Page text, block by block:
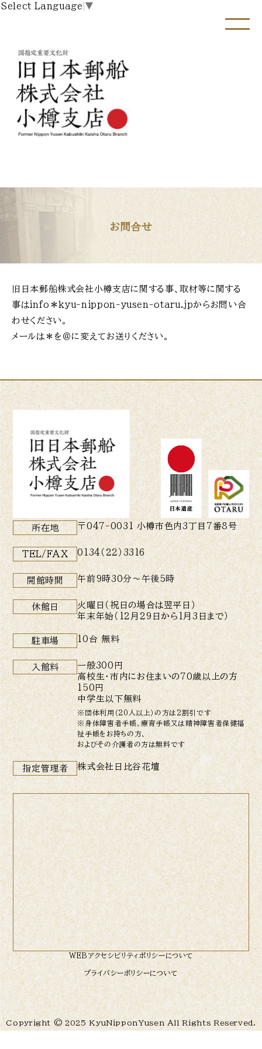
Select Language ▼
お問合せ
旧日本郵船株式会社小樽支店に関する事、取材等に関する
事はinfo＊kyu-nippon-yusen-otaru.jpからお問い合
わせください。
メールは＊を＠に変えてお送りください。
所在地 〒047-0031 小樽市色内3丁目7番8号
TEL/FAX 0134（22）3316
開館時間 午前9時30分〜午後5時
休館日
火曜日（祝日の場合は翌平日）
年末年始（12月29日から1月3日まで）
駐車場 10台 無料
入館料
一般300円
高校生・市内にお住まいの70歳以上の方
150円
中学生以下無料
※団体利用（20人以上）の方は2割引です
※身体障害者手帳、療育手帳又は精神障害者保健福
祉手帳をお持ちの方、
およびその介護者の方は無料です
指定管理者 株式会社日比谷花壇
WEBアクセシビリティポリシーについて
プライバシーポリシーについて
Copyright © 2025 KyuNipponYusen All Rights Reserved.